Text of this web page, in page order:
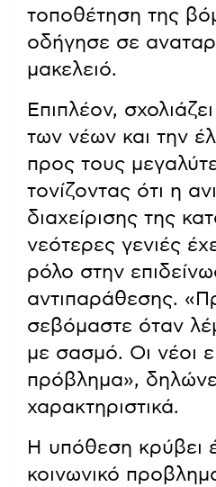
τοποθέτηση της
οδήγησε σε
μακελειό.
Επιπλέον,
των νέων και την
προς τους
τονίζοντας ότι η
διαχείρισης της
νεότερες γενιές
ρόλο στην
αντιπαράθεσης.
σεβόμαστε όταν
με σασμό. Οι νέοι
πρόβλημα»,
χαρακτηριστικά.
Η υπόθεση κρύβει
κοινωνικό